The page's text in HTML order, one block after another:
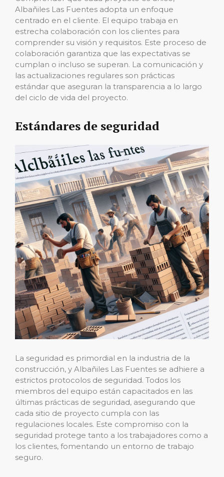
Albañiles Las Fuentes adopta un enfoque
centrado en el cliente. El equipo trabaja en
estrecha colaboración con los clientes para
comprender su visión y requisitos. Este proceso de
colaboración garantiza que las expectativas se
cumplan o incluso se superan. La comunicación y
las actualizaciones regulares son prácticas
estándar que aseguran la transparencia a lo largo
del ciclo de vida del proyecto.
Estándares de seguridad
La seguridad es primordial en la industria de la
construcción, y Albañiles Las Fuentes se adhiere a
estrictos protocolos de seguridad. Todos los
miembros del equipo están capacitados en las
últimas prácticas de seguridad, asegurando que
cada sitio de proyecto cumpla con las
regulaciones locales. Este compromiso con la
seguridad protege tanto a los trabajadores como a
los clientes, fomentando un entorno de trabajo
seguro.